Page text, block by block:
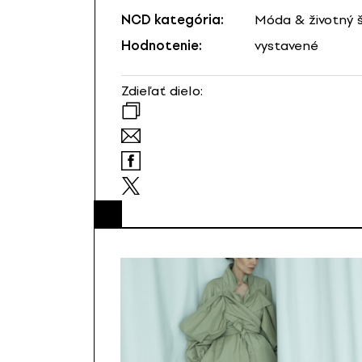
NCD kategória:
Móda & životný
Hodnotenie:
vystavené
Zdieľať dielo: